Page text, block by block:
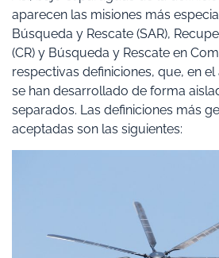
aparecen las misiones más
Búsqueda y Rescate (SAR),
(CR) y Búsqueda y Rescate en
respectivas definiciones, que, en
se han desarrollado de forma
separados. Las definiciones más
aceptadas son las siguientes: